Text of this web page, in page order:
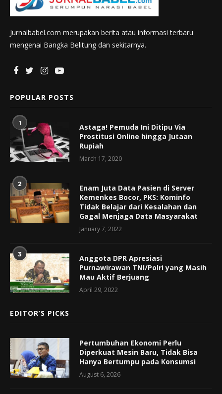
Jurnalbabel.com merupakan berita atau informasi terbaru
mengenai Bangka Belitung dan sekitarnya.
POPULAR POSTS
1
Astaga! Pemuda Ini Ditipu Via
Prostitusi Online hingga Jutaan
Rupiah
March 17, 2020
2
Enam Juta Data Pasien di Server
Kemenkes Bocor, PKS: Kominfo
Tidak Belajar dari Kesalahan dan
Gagal Menjaga Data Masyarakat
January 7, 2022
3
Anggota DPR Apresiasi
Purnawirawan TNI/Polri yang Masih
Mau Aktif Berjuang
April 29, 2022
EDITOR’S PICKS
Pertumbuhan Ekonomi Perlu
Diperkuat Mesin Baru, Tidak Bisa
Hanya Bertumpu pada Konsumsi
August 6, 2026